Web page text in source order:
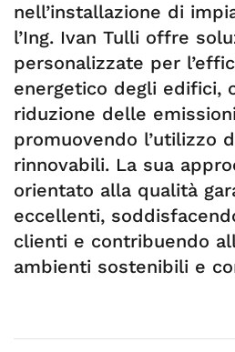
nell’installazione di
l’Ing. Ivan Tulli offre
personalizzate per
energetico degli edifici,
riduzione delle
promuovendo l’utilizzo
rinnovabili. La sua
orientato alla qualità
eccellenti,
clienti e contribuendo
ambienti sostenibili e